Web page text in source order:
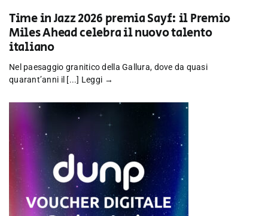
Time in Jazz 2026 premia Sayf: il Premio
Miles Ahead celebra il nuovo talento
italiano
Nel paesaggio granitico della Gallura, dove da quasi
quarant’anni il [...] Leggi →